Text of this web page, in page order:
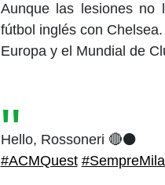
Aunque las lesiones no
fútbol inglés con
Europa y el Mundial de
Hello, Rossoneri 🔴⚫
#ACMQuest